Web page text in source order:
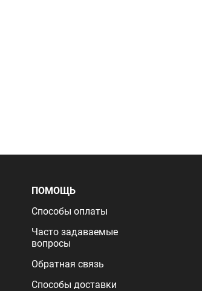
ПОМОЩЬ
Способы оплаты
Часто задаваемые
вопросы
Обратная связь
Способы доставки